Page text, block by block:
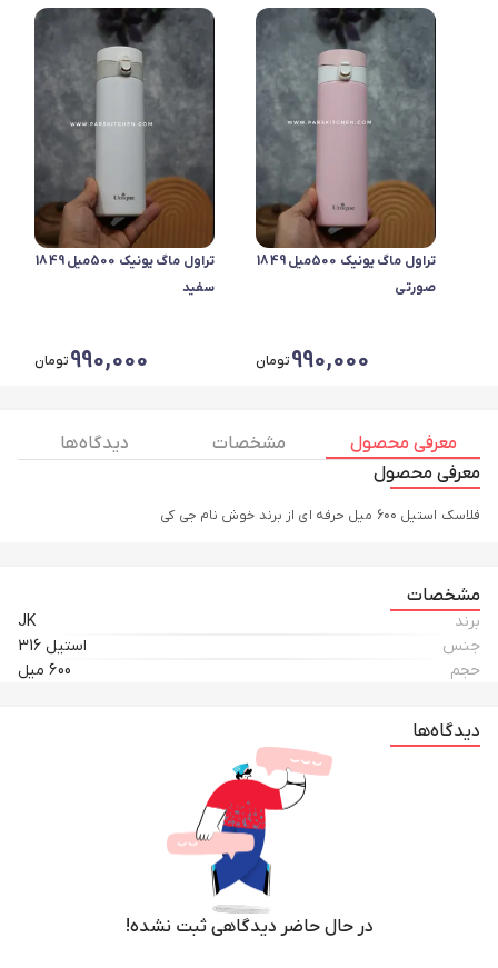
تراول ماگ یونیک 500میل 1849
صورتی
990,000تومان
تراول ماگ یونیک 500میل 1849
سفید
990,000تومان
معرفی محصول مشخصات
دیدگاه ها
معرفی محصول
فلاسک استیل 600 میل حرفه ای از برند خوش نام جی کی
مشخصات
برند
JK
جنس
استیل 316
حجم
600 میل
دیدگاه‌ها
در حال حاضر دیدگاهی ثبت نشده!